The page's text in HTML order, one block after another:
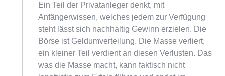
Ein Teil der Privatanleger denkt, mit
Anfängerwissen, welches jedem zur Verfügung
steht lässt sich nachhaltig Gewinn erzielen. Die
Börse ist Geldumverteilung. Die Masse verliert,
ein kleiner Teil verdient an diesen Verlusten. Das
was die Masse macht, kann faktisch nicht